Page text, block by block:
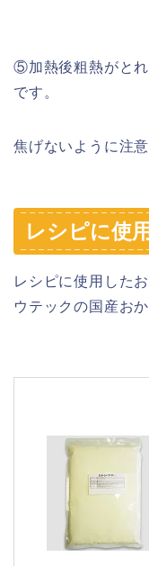
⑤加熱後粗熱がとれ
です。
焦げないように注
レシピに使
レシピに使用した
ウテックの国産お